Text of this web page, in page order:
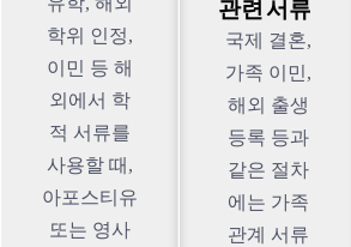
학위 인정,
이민 등 해
외에서 학
적 서류를
사용할 때,
아포스티유
또는 영사
관련 서류
국제 결혼,
가족 이민,
해외 출생
등록 등과
같은 절차
에는 가족
관계 서류